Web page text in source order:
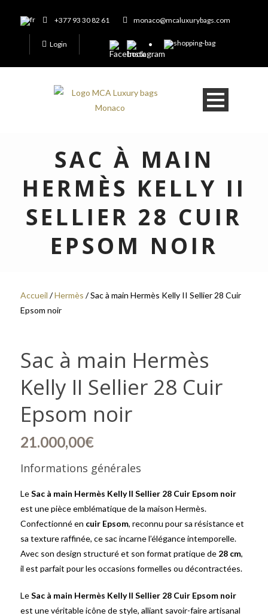
+377 93 30 82 61 monaco@mcaluxurybags.com
Login
SAC À MAIN
HERMÈS KELLY II
SELLIER 28 CUIR
EPSOM NOIR
Accueil /Hermès / Sac à main Hermès Kelly II Sellier 28 Cuir
Epsom noir
Sac à main Hermès
Kelly II Sellier 28 Cuir
Epsom noir
21.000,00€
Informations générales
LeSac à main Hermès Kelly II Sellier 28 Cuir Epsom noir
est une pièce emblématique de la maison Hermès.
Confectionné en cuir Epsom, reconnu pour sa résistance et
sa texture raffinée, ce sac incarne l’élégance intemporelle.
Avec son design structuré et son format pratique de 28 cm,
il est parfait pour les occasions formelles ou décontractées.
LeSac à main Hermès Kelly II Sellier 28 Cuir Epsom noir
est une véritable icône de style, alliant savoir-faire artisanal